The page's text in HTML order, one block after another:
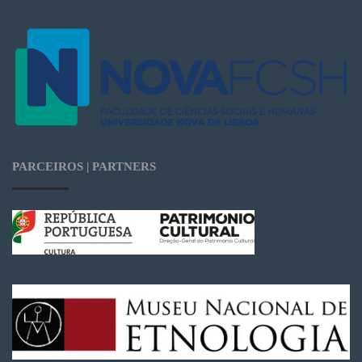
PARCEIROS | PARTNERS